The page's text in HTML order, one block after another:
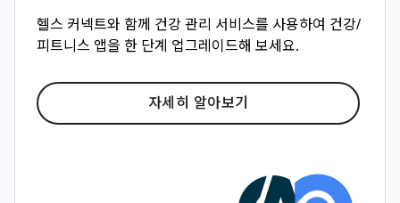
헬스 커넥트와 함께 건강 관리 서비스를 사용하여 건강/
피트니스 앱을 한 단계 업그레이드해 보세요.
자세히 알아보기